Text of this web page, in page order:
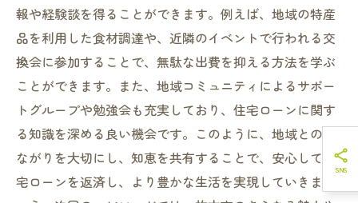
報や経験談を得ることができます。例えば、地域の特産
品を利用した食材調達や、近隣のイベントで行われる交
換会に参加することで、無駄な出費を抑える方法を学ぶ
ことができます。また、地域コミュニティによるサポー
トグループや勉強会も充実しており、住宅ローンに関す
る知識を深める良い機会です。このように、地域とのつ
ながりを大切にし、知恵を共有することで、安心して住
宅ローンを返済し、より豊かな生活を実現していきまし